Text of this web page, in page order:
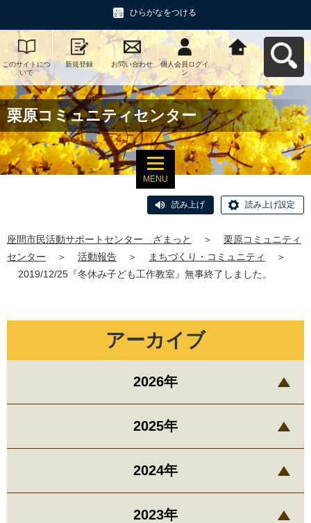
ひらがなをつける
このサイトにつ
いて
新規登録 お問い合わせ
個人会員ログイ
ン
座間市民活動サ
ポートセンタ
ー ざまっとへ
戻る
栗原コミュニティセンター
MENU
読み上げ 読み上げ設定
座間市民活動サポートセンター ざまっと ＞
栗原コミュニティ
センター
＞ 活動報告 ＞ まちづくり・コミュニティ
＞
2019/12/25『冬休み子ども工作教室』無事終了しました。
アーカイブ
2026年
2025年
2024年
2023年